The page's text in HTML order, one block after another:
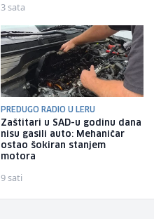
3 sata
PREDUGO RADIO U LERU
Zaštitari u SAD-u godinu dana
nisu gasili auto: Mehaničar
ostao šokiran stanjem
motora
9 sati